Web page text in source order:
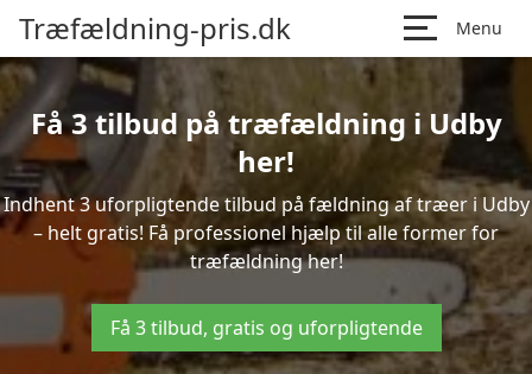
Træfældning-pris.dk Menu
Få 3 tilbud på træfældning i Udby
her!
Indhent 3 uforpligtende tilbud på fældning af træer i Udby
– helt gratis! Få professionel hjælp til alle former for
træfældning her!
Få 3 tilbud, gratis og uforpligtende